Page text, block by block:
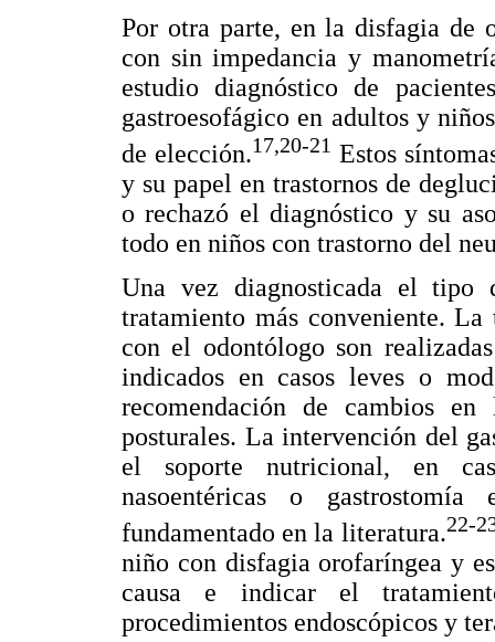
Por otra parte, en la disfagia de
con sin impedancia y
estudio diagnóstico de
gastroesofágico en adultos y
de elección.17,20-21 Estos
y su papel en trastornos de
o rechazó el diagnóstico y su
todo en niños con trastorno del
Una vez diagnosticada el
tratamiento más conveniente.
con el odontólogo son
indicados en casos leves o
recomendación de cambios
posturales. La intervención del
el soporte nutricional, en
nasoentéricas o
fundamentado en la literatura.22-
niño con disfagia orofaríngea y
causa e indicar el
procedimientos endoscópicos y